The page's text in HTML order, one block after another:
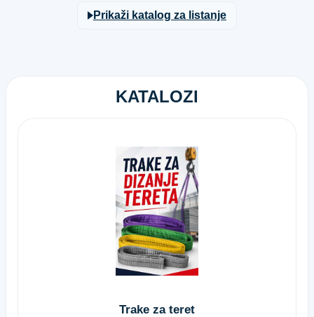
Prikaži katalog za listanje
KATALOZI
Trake za teret